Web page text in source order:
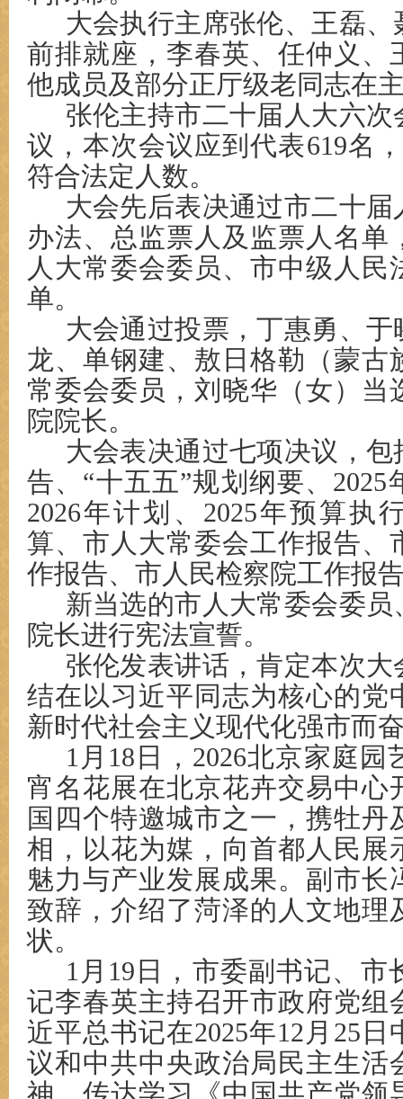
大会执行主席张伦、王磊
前排就座，李春英、任仲义、
他成员及部分正厅级老同志在
张伦主持市二十届人大六
议，本次会议应到代表619名
符合法定人数。
大会先后表决通过市二十
办法、总监票人及监票人名单
人大常委会委员、市中级人民
单。
大会通过投票，丁惠勇、
龙、单钢建、敖日格勒（蒙古
常委会委员，刘晓华（女）当
院院长。
大会表决通过七项决议，
告、“十五五”规划纲要、
2026年计划、2025年预算执
算、市人大常委会工作报告、
作报告、市人民检察院工作报
新当选的市人大常委会委
院长进行宪法宣誓。
张伦发表讲话，肯定本次
结在以习近平同志为核心的党
新时代社会主义现代化强市而
1月18日，2026北京家庭
宵名花展在北京花卉交易中心
国四个特邀城市之一，携牡丹
相，以花为媒，向首都人民展
魅力与产业发展成果。副市长
致辞，介绍了菏泽的人文地理
状。
1月19日，市委副书记、市
记李春英主持召开市政府党组
近平总书记在2025年12月25
议和中共中央政治局民主生活